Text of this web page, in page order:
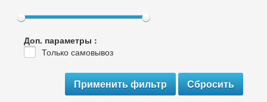
Доп. параметры :
Только самовывоз